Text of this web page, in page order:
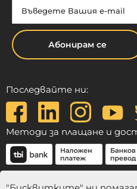
Абонирам се
Последвайте ни:
Методи за плащане и